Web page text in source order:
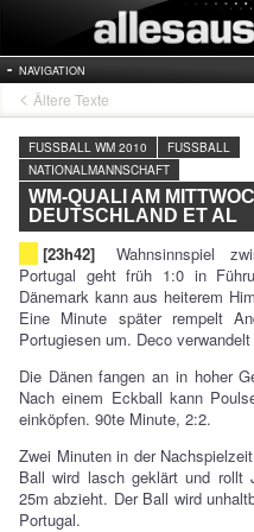
NAVIGATION
Ältere Texte
FUSSBALL WM 2010
FUSSBALL
NATIONALMANNSCHAFT
WM-QUALI AM
DEUTSCHLAND ET AL
[23h42] Wahnsinnspiel
Portugal geht früh 1:0 in
Dänemark kann aus heiterem
Eine Minute später rempelt
Portugiesen um. Deco
Die Dänen fangen an in hoher
Nach einem Eckball kann
einköpfen. 90te Minute, 2:2.
Zwei Minuten in der
Ball wird lasch geklärt und rollt
25m abzieht. Der Ball wird
Portugal.